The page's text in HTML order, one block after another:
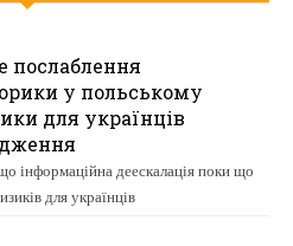
послаблення
у польському
для українців
інформаційна деескалація поки що
для українців